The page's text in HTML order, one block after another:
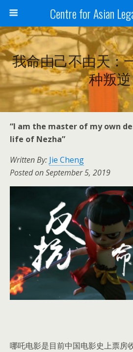
Centre for Asian
我命由己不由天：
种叛逆
“I am the master of my own
life of Nezha”
Written By: Jie Cheng
Posted on September 5, 2019
哪吒电影是目前中国电影史上票房